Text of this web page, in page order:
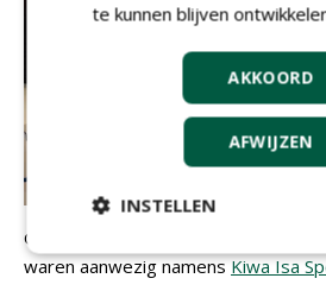
Gert-Jan Kieft, Luuk van Helden en
waren aanwezig namensKiwa Isa
te kunnen blijven
AKKOORD
AFWIJZEN
INSTELLEN